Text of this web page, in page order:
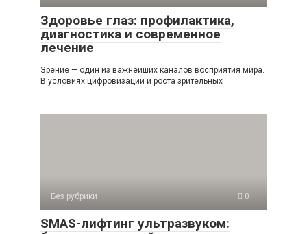
Здоровье глаз: профилактика,
диагностика и современное
лечение
Зрение — один из важнейших каналов восприятия мира.
В условиях цифровизации и роста зрительных
Без рубрики 0
SMAS-лифтинг ультразвуком: